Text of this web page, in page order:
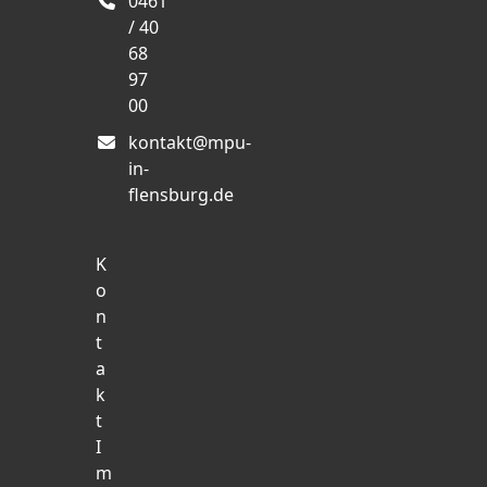
/ 40
68
97
00
kontakt@mpu-
in-
flensburg.de
K
o
n
t
a
k
t
I
m